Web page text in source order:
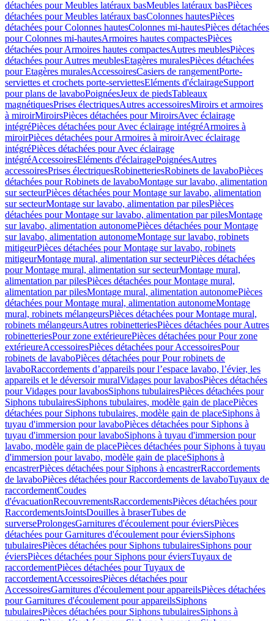
détachées pour Meubles latéraux basMeubles latéraux basPièces
détachées pour Meubles latéraux basColonnes hautesPièces
détachées pour Colonnes hautesColonnes mi-hautesPièces détachées
pour Colonnes mi-hautesArmoires hautes compactesPièces
détachées pour Armoires hautes compactesAutres meublesPièces
détachées pour Autres meublesEtagères muralesPièces détachées
pour Etagères muralesAccessoiresCasiers de rangementPorte-
serviettes et crochets porte-serviettesEléments d'éclairageSupport
pour plans de lavaboPoignéesJeux de piedsTableaux
magnétiquesPrises électriquesAutres accessoiresMiroirs et armoires
à miroirMiroirsPièces détachées pour MiroirsAvec éclairage
intégréPièces détachées pour Avec éclairage intégréArmoires à
miroirPièces détachées pour Armoires à miroirAvec éclairage
intégréPièces détachées pour Avec éclairage
intégréAccessoiresEléments d'éclairagePoignéesAutres
accessoiresPrises électriquesRobinetteriesRobinets de lavaboPièces
détachées pour Robinets de lavaboMontage sur lavabo, alimentation
sur secteurPièces détachées pour Montage sur lavabo, alimentation
sur secteurMontage sur lavabo, alimentation par pilesPièces
détachées pour Montage sur lavabo, alimentation par pilesMontage
sur lavabo, alimentation autonomePièces détachées pour Montage
sur lavabo, alimentation autonomeMontage sur lavabo, robinets
mitigeurPièces détachées pour Montage sur lavabo, robinets
mitigeurMontage mural, alimentation sur secteurPièces détachées
pour Montage mural, alimentation sur secteurMontage mural,
alimentation par pilesPièces détachées pour Montage mural,
alimentation par pilesMontage mural, alimentation autonomePièces
détachées pour Montage mural, alimentation autonomeMontage
mural, robinets mélangeursPièces détachées pour Montage mural,
robinets mélangeursAutres robinetteriesPièces détachées pour Autres
robinetteriesPour zone extérieurePièces détachées pour Pour zone
extérieureAccessoiresPièces détachées pour AccessoiresPour
robinets de lavaboPièces détachées pour Pour robinets de
lavaboRaccordements d’appareils pour l’espace lavabo, l’évier, les
appareils et le déversoir muralVidages pour lavabosPièces détachées
pour Vidages pour lavabosSiphons tubulairesPièces détachées pour
Siphons tubulairesSiphons tubulaires, modèle gain de placePièces
détachées pour Siphons tubulaires, modèle gain de placeSiphons à
tuyau d'immersion pour lavaboPièces détachées pour Siphons à
tuyau d'immersion pour lavaboSiphons à tuyau d'immersion pour
lavabo, modèle gain de placePièces détachées pour Siphons à tuyau
d'immersion pour lavabo, modèle gain de placeSiphons à
encastrerPièces détachées pour Siphons à encastrerRaccordements
de lavaboPièces détachées pour Raccordements de lavaboTuyaux de
raccordementCoudes
d'évacuationRecouvrementsRaccordementsPièces détachées pour
RaccordementsJointsDouilles à braserTubes de
surverseProlongesGarnitures d'écoulement pour éviersPièces
détachées pour Garnitures d'écoulement pour éviersSiphons
tubulairesPièces détachées pour Siphons tubulairesSiphons pour
éviersPièces détachées pour Siphons pour éviersTuyaux de
raccordementPièces détachées pour Tuyaux de
raccordementAccessoiresPièces détachées pour
AccessoiresGarnitures d'écoulement pour appareilsPièces détachées
pour Garnitures d'écoulement pour appareilsSiphons
tubulairesPièces détachées pour Siphons tubulairesSiphons à